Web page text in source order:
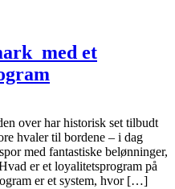
med et
over har historisk set tilbudt
hvaler til bordene – i dag
med fantastiske belønninger,
er et loyalitetsprogram på
er et system, hvor […]